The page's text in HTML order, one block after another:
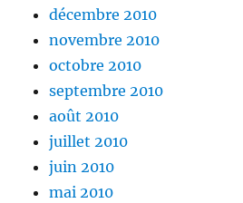
décembre 2010
novembre 2010
octobre 2010
septembre 2010
août 2010
juillet 2010
juin 2010
mai 2010